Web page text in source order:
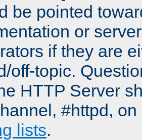
be pointed
or
if they are
off-topic.
HTTP Server
#httpd,
lists.